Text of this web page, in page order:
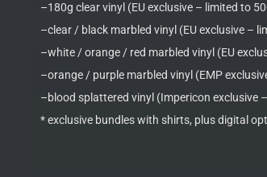
–180g clear vinyl (EU exclusive – limited to
–clear / black marbled vinyl (EU exclusive –
–white / orange / red marbled vinyl (EU
–orange / purple marbled vinyl (EMP
–blood splattered vinyl (Impericon exclusive
* exclusive bundles with shirts, plus digital